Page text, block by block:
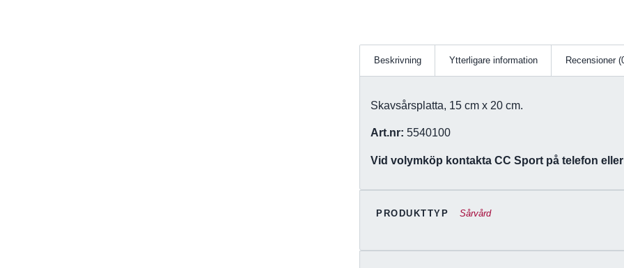
Beskrivning Ytterligare information Recensioner
Skavsårsplatta, 15 cm x 20 cm.
Art.nr: 5540100
Vid volymköp kontakta CC Sport på telefon
PRODUKTTYP Sårvård